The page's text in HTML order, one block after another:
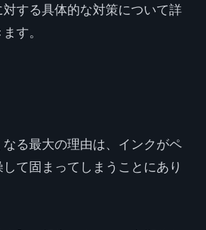
する具体的な対策について詳
す。
る最大の理由は、インクがペ
て固まってしまうことにあり